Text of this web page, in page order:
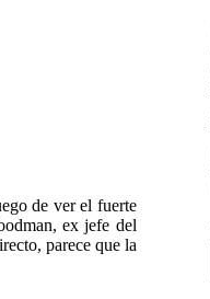
de ver el fuerte
ex jefe del
parece que la